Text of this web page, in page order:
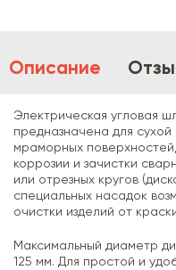
Описание
Электрическая угловая
предназначена для сухой
мраморных
коррозии и зачистки
или отрезных кругов
специальных насадок
очистки изделий от
Максимальный диаметр
125 мм. Для простой и